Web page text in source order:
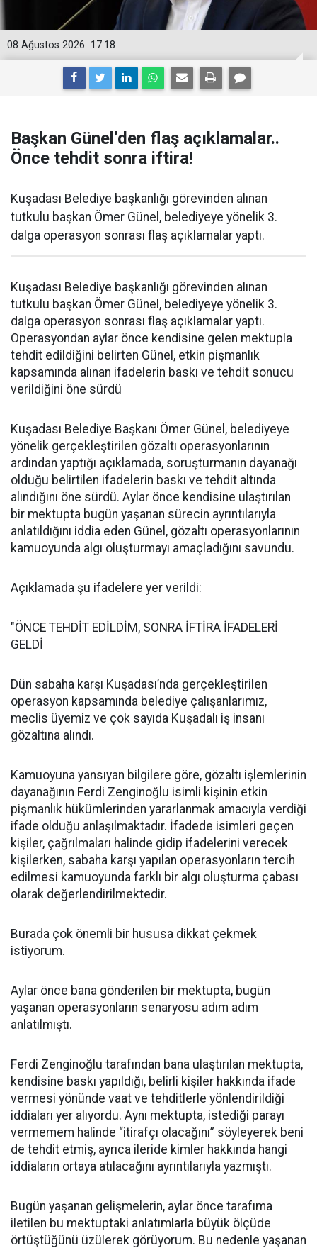
17:18
08 Ağustos 2026
Başkan Günel’den flaş açıklamalar..
Önce tehdit sonra iftira!
Kuşadası Belediye başkanlığı görevinden alınan
tutkulu başkan Ömer Günel, belediyeye yönelik 3.
dalga operasyon sonrası flaş açıklamalar yaptı.
Kuşadası Belediye başkanlığı görevinden alınan
tutkulu başkan Ömer Günel, belediyeye yönelik 3.
dalga operasyon sonrası flaş açıklamalar yaptı.
Operasyondan aylar önce kendisine gelen mektupla
tehdit edildiğini belirten Günel, etkin pişmanlık
kapsamında alınan ifadelerin baskı ve tehdit sonucu
verildiğini öne sürdü
Kuşadası Belediye Başkanı Ömer Günel, belediyeye
yönelik gerçekleştirilen gözaltı operasyonlarının
ardından yaptığı açıklamada, soruşturmanın dayanağı
olduğu belirtilen ifadelerin baskı ve tehdit altında
alındığını öne sürdü. Aylar önce kendisine ulaştırılan
bir mektupta bugün yaşanan sürecin ayrıntılarıyla
anlatıldığını iddia eden Günel, gözaltı operasyonlarının
kamuoyunda algı oluşturmayı amaçladığını savundu.
Açıklamada şu ifadelere yer verildi:
"ÖNCE TEHDİT EDİLDİM, SONRA İFTİRA İFADELERİ
GELDİ
Dün sabaha karşı Kuşadası’nda gerçekleştirilen
operasyon kapsamında belediye çalışanlarımız,
meclis üyemiz ve çok sayıda Kuşadalı iş insanı
gözaltına alındı.
Kamuoyuna yansıyan bilgilere göre, gözaltı işlemlerinin
dayanağının Ferdi Zenginoğlu isimli kişinin etkin
pişmanlık hükümlerinden yararlanmak amacıyla verdiği
ifade olduğu anlaşılmaktadır. İfadede isimleri geçen
kişiler, çağrılmaları halinde gidip ifadelerini verecek
kişilerken, sabaha karşı yapılan operasyonların tercih
edilmesi kamuoyunda farklı bir algı oluşturma çabası
olarak değerlendirilmektedir.
Burada çok önemli bir hususa dikkat çekmek
istiyorum.
Aylar önce bana gönderilen bir mektupta, bugün
yaşanan operasyonların senaryosu adım adım
anlatılmıştı.
Ferdi Zenginoğlu tarafından bana ulaştırılan mektupta,
kendisine baskı yapıldığı, belirli kişiler hakkında ifade
vermesi yönünde vaat ve tehditlerle yönlendirildiği
iddiaları yer alıyordu. Aynı mektupta, istediği parayı
vermemem halinde “itirafçı olacağını” söyleyerek beni
de tehdit etmiş, ayrıca ileride kimler hakkında hangi
iddiaların ortaya atılacağını ayrıntılarıyla yazmıştı.
Bugün yaşanan gelişmelerin, aylar önce tarafıma
iletilen bu mektuptaki anlatımlarla büyük ölçüde
örtüştüğünü üzülerek görüyorum. Bu nedenle yaşanan